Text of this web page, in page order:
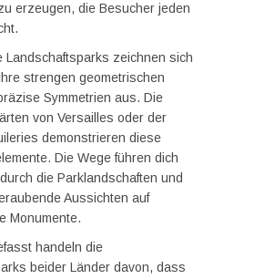
erzeugen, die Besucher jeden
Landschaftsparks zeichnen sich
strengen geometrischen
Symmetrien aus. Die
von Versailles oder der
demonstrieren diese
Die Wege führen dich
die Parklandschaften und
Aussichten auf
Monumente.
handeln die
beider Länder davon, dass